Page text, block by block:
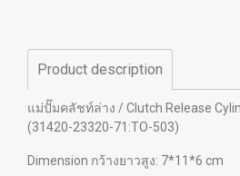
Product description
แม่ปั๊มคลัชท์ล่าง / Clutch Release
(31420-23320-71:TO-503)
Dimension กว้างยาวสูง: 7*11*6 cm